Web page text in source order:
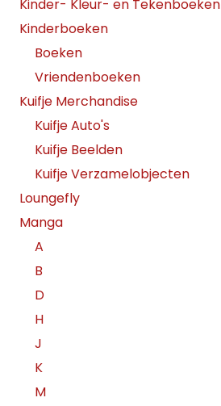
Kinder- Kleur- en Tekenboeken
Kinderboeken
Boeken
Vriendenboeken
Kuifje Merchandise
Kuifje Auto's
Kuifje Beelden
Kuifje Verzamelobjecten
Loungefly
Manga
A
B
D
H
J
K
M